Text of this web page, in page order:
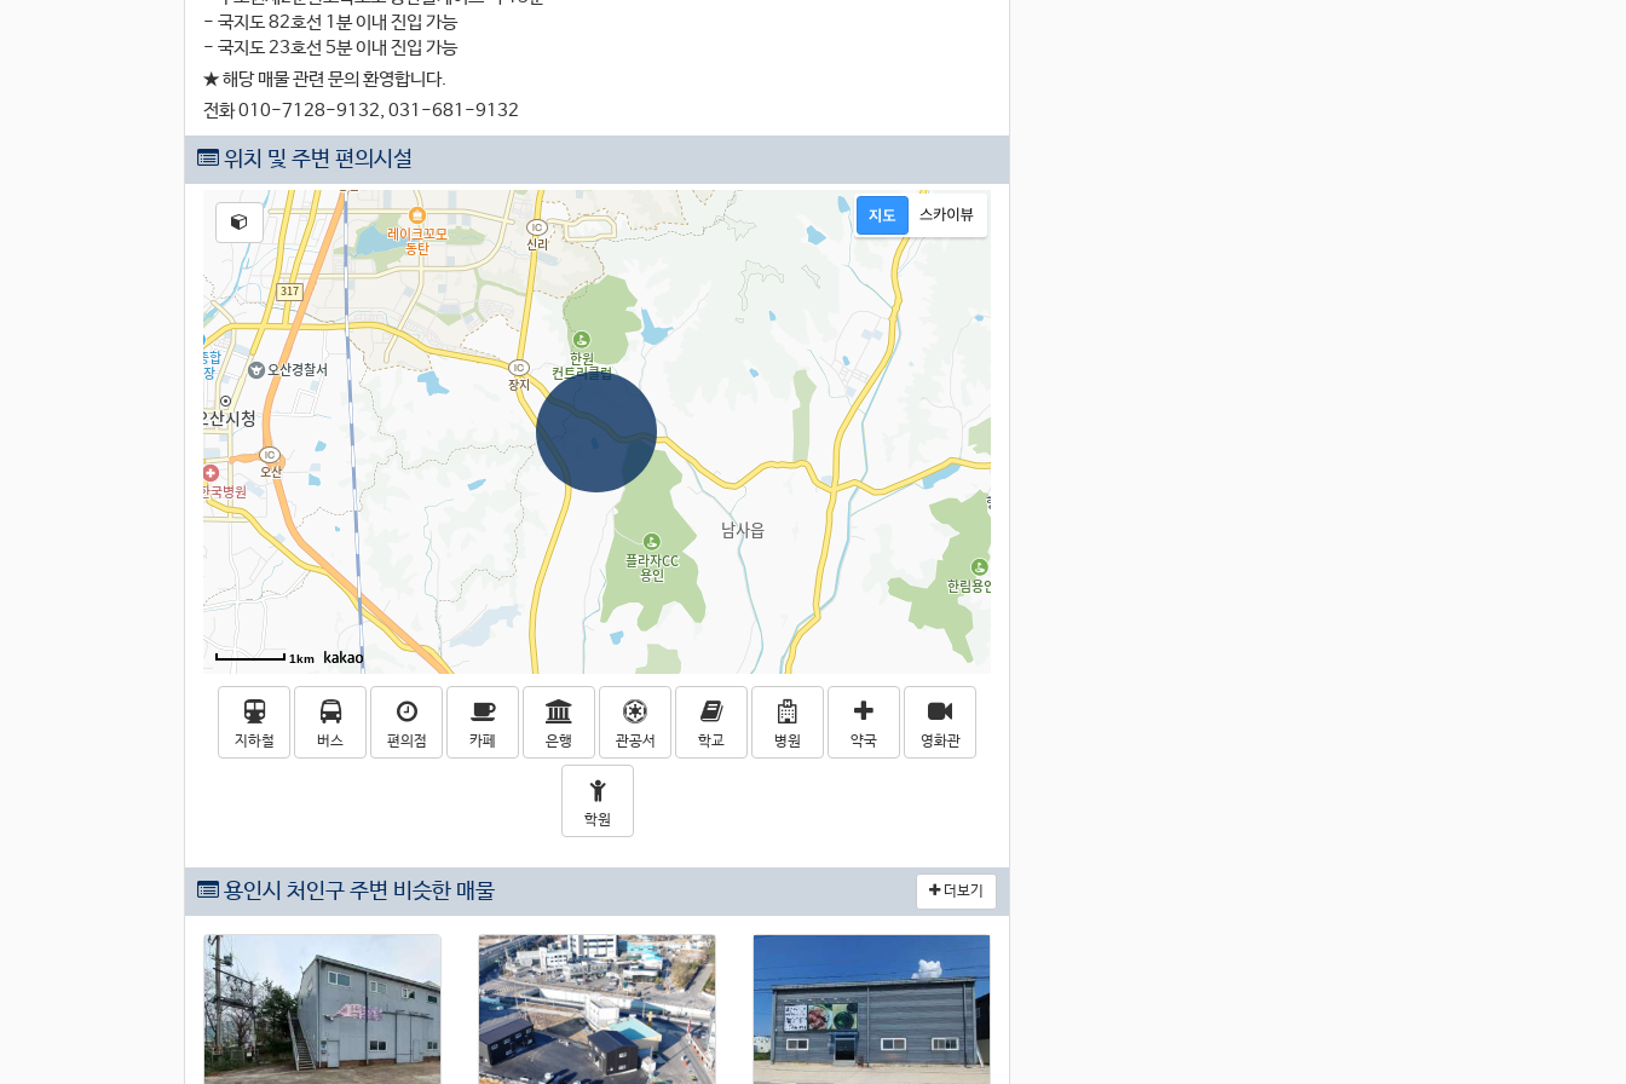
- 국지도 82호선 1분 이내 진입 가능
- 국지도 23호선 5분 이내 진입 가능
★ 해당 매물 관련 문의 환영합니다.
전화 010-7128-9132, 031-681-9132
위치 및 주변 편의시설
1km
지하철 버스 편의점 카페 은행 관공서 학교 병원 약국 영화관
학원
더보기
용인시 처인구 주변 비슷한 매물